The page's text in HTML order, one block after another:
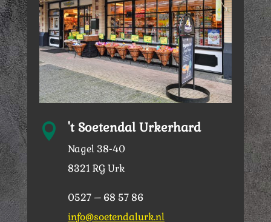
 't Soetendal Urkerhard
Nagel 38-40
8321 RG Urk
0527 – 68 57 86
info@soetendalurk.nl